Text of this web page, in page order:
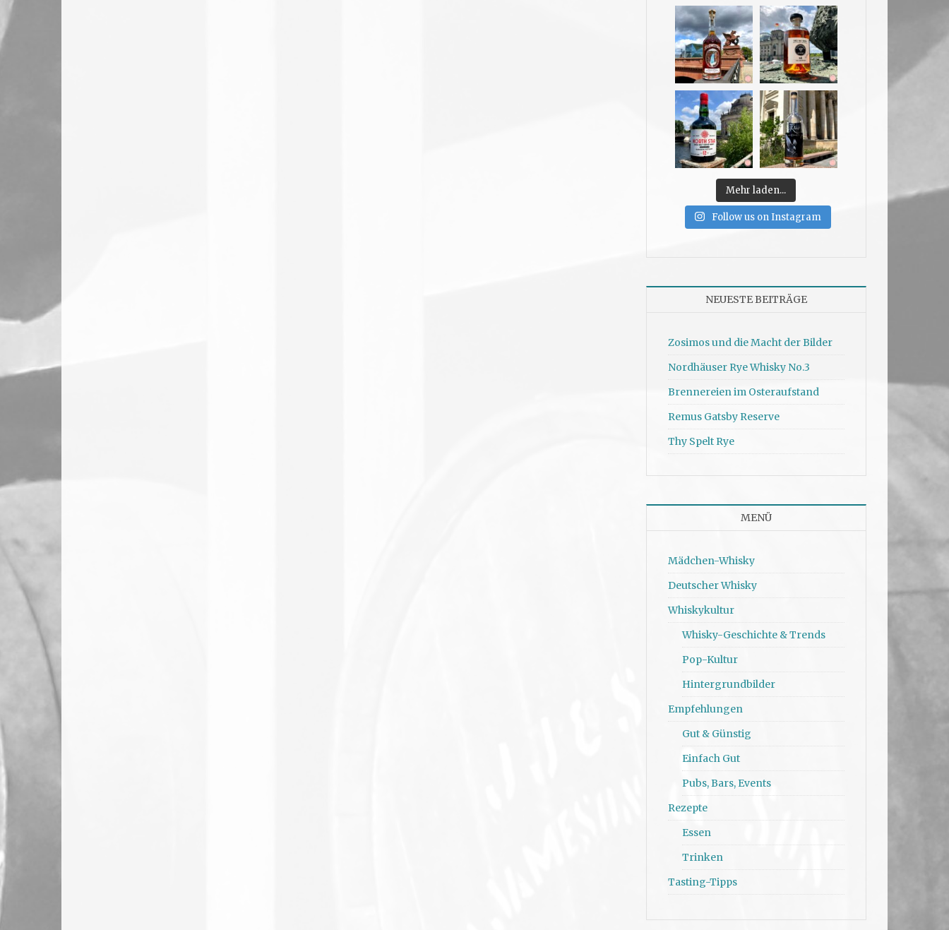
Mehr laden...
Follow us on Instagram
NEUESTE BEITRÄGE
Zosimos und die Macht der Bilder
Nordhäuser Rye Whisky No.3
Brennereien im Osteraufstand
Remus Gatsby Reserve
Thy Spelt Rye
MENÜ
Mädchen-Whisky
Deutscher Whisky
Whiskykultur
Whisky-Geschichte & Trends
Pop-Kultur
Hintergrundbilder
Empfehlungen
Gut & Günstig
Einfach Gut
Pubs, Bars, Events
Rezepte
Essen
Trinken
Tasting-Tipps